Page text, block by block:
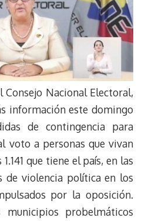
Nacional Electoral,
información este domingo
de contingencia para
voto a personas que vivan
que tiene el país, en las
de violencia política en los
por la oposición.
probelmáticos